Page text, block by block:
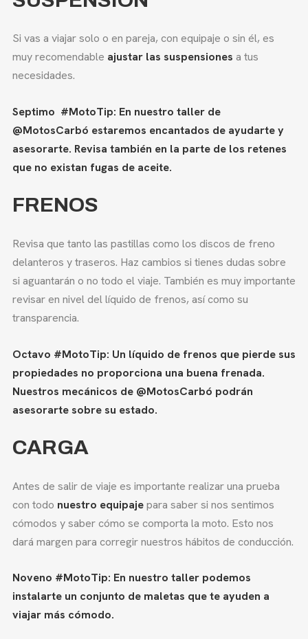
Si vas a viajar solo o en pareja, con equipaje o sin él, es
muy recomendable ajustar las suspensiones a tus
necesidades.
Septimo #MotoTip: En nuestro taller de
@MotosCarbó estaremos encantados de ayudarte y
asesorarte. Revisa también en la parte de los retenes
que no existan fugas de aceite.
FRENOS
Revisa que tanto las pastillas como los discos de freno
delanteros y traseros. Haz cambios si tienes dudas sobre
si aguantarán o no todo el viaje. También es muy importante
revisar en nivel del líquido de frenos, así como su
transparencia.
Octavo #MotoTip: Un líquido de frenos que pierde sus
propiedades no proporciona una buena frenada.
Nuestros mecánicos de @MotosCarbó podrán
asesorarte sobre su estado.
CARGA
Antes de salir de viaje es importante realizar una prueba
con todo nuestro equipajepara saber si nos sentimos
cómodos y saber cómo se comporta la moto. Esto nos
dará margen para corregir nuestros hábitos de conducción.
Noveno #MotoTip: En nuestro taller podemos
instalarte un conjunto de maletas que te ayuden a
viajar más cómodo.